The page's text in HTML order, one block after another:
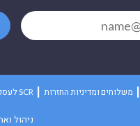
לעסקים SCR
ניהול
משלוחים ומדיניות החזרות